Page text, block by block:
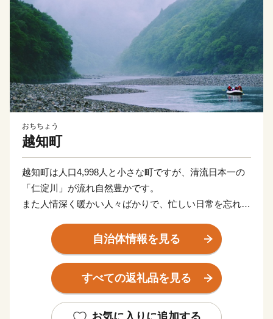
おちちょう
越知町
越知町は人口4,998人と小さな町ですが、清流日本一の
「仁淀川」が流れ自然豊かです。
また人情深く暖かい人々ばかりで、忙しい日常を忘れ
越知町の生産者様や事業者様が心を込めて作りました返
礼品をぜひお楽しみください。
自治体情報を見る
すべての返礼品を見る